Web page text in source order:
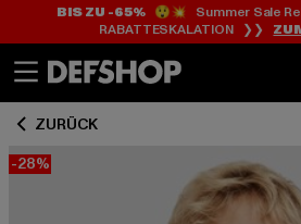
Zum
Inhalt
Zum
BIS ZU -65%😲💥 Summer Sale
RABATTESKALATION ❯❯
ZURÜCK
-28%